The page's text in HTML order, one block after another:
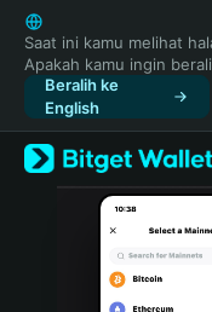
English
日本語
Tiếng Việt
Русский
Español
Türkçe
Italiano
Saat ini kamu melihat
Apakah kamu ingin
Beralih ke
English